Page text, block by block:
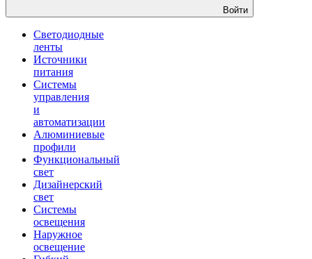
Войти
Светодиодные
ленты
Источники
питания
Системы
управления
и
автоматизации
Алюминиевые
профили
Функциональный
свет
Дизайнерский
свет
Системы
освещения
Наружное
освещение